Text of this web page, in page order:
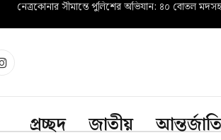
নেত্রকোনার সীমান্তে পুলিশের অভিযান: ৪০ বোতল
Instagram
প্রচ্ছদ জাতীয়